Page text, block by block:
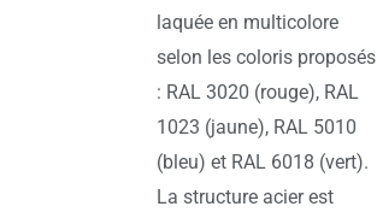
laquée en multicolore
selon les coloris proposés
: RAL 3020 (rouge), RAL
1023 (jaune), RAL 5010
(bleu) et RAL 6018 (vert).
La structure acier est